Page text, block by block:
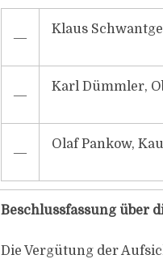
―
Klaus
―
Karl Dümmler,
―
Olaf Pankow,
Beschlussfassung über
Die Vergütung der